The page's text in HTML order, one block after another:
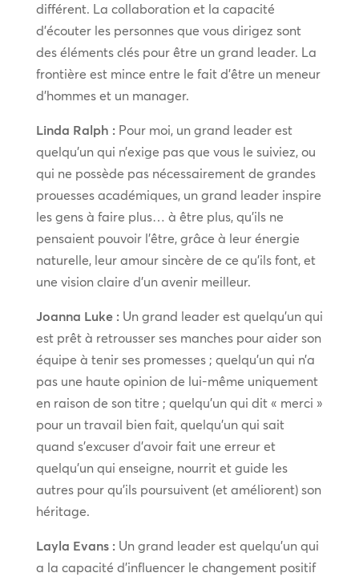
différent. La collaboration et la capacité
d’écouter les personnes que vous dirigez sont
des éléments clés pour être un grand leader. La
frontière est mince entre le fait d’être un meneur
d’hommes et un manager.
Linda Ralph :Pour moi, un grand leader est
quelqu’un qui n’exige pas que vous le suiviez, ou
qui ne possède pas nécessairement de grandes
prouesses académiques, un grand leader inspire
les gens à faire plus… à être plus, qu’ils ne
pensaient pouvoir l’être, grâce à leur énergie
naturelle, leur amour sincère de ce qu’ils font, et
une vision claire d’un avenir meilleur.
Joanna Luke :Un grand leader est quelqu’un qui
est prêt à retrousser ses manches pour aider son
équipe à tenir ses promesses ; quelqu’un qui n’a
pas une haute opinion de lui-même uniquement
en raison de son titre ; quelqu’un qui dit « merci »
pour un travail bien fait, quelqu’un qui sait
quand s’excuser d’avoir fait une erreur et
quelqu’un qui enseigne, nourrit et guide les
autres pour qu’ils poursuivent (et améliorent) son
héritage.
Layla Evans :Un grand leader est quelqu’un qui
a la capacité d’influencer le changement positif